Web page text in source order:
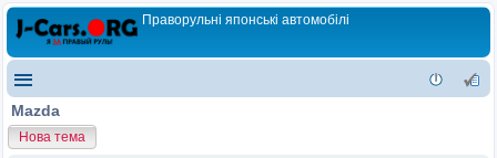
Праворульні японські автомобілі
Mazda
Нова тема